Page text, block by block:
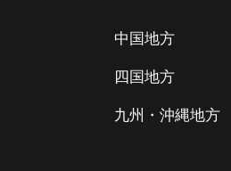
中国地方
四国地方
九州・沖縄地方